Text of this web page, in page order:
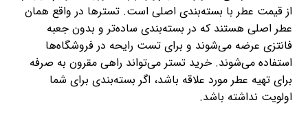
از قیمت عطر با بسته‌بندی اصلی است. تسترها در واقع همان
عطر اصلی هستند که در بسته‌بندی ساده‌تر و بدون جعبه
فانتزی عرضه می‌شوند و برای تست رایحه در فروشگاه‌ها
استفاده می‌شوند. خرید تستر می‌تواند راهی مقرون به صرفه
برای تهیه عطر مورد علاقه باشد، اگر بسته‌بندی برای شما
اولویت نداشته باشد.